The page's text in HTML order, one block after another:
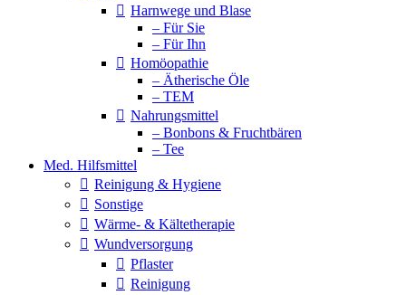
Harnwege und Blase
– Für Sie
– Für Ihn
Homöopathie
– Ätherische Öle
– TEM
Nahrungsmittel
– Bonbons & Fruchtbären
– Tee
Med. Hilfsmittel
Reinigung & Hygiene
Sonstige
Wärme- & Kältetherapie
Wundversorgung
Pflaster
Reinigung